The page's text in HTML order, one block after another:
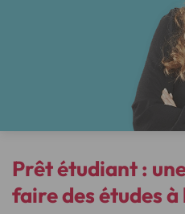
Prêt étudiant:
faire des études